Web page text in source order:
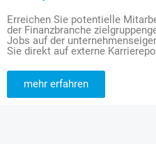
Erreichen Sie potentielle
der Finanzbranche
Jobs auf der
Sie direkt auf externe
mehr erfahren